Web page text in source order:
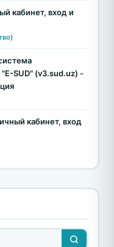
кабинет, вход и
SUD" (v3.sud.uz) -
кабинет, вход